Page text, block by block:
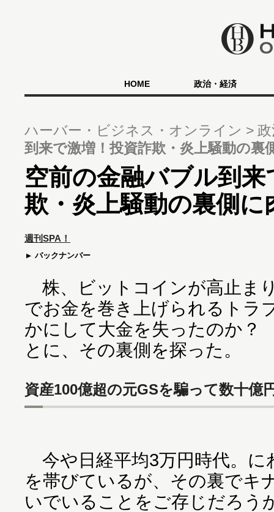
HOME 政治・経済
ハーバー・ビジネス・オンライン
到来で激増！投資詐欺・炎上騒動の裏
空前の金融バブル到
欺・炎上騒動の裏側に
週刊SPA！
バックナンバー
株、ビットコインが高止ま
でお金を巻き上げられるトラ
かにして大金を失ったのか
とに、その裏側を探った。
資産100億超の元GSを騙って数十億
今や日経平均3万円時代。に
を帯びているが、その裏でキ
いでいることをご存じだろう